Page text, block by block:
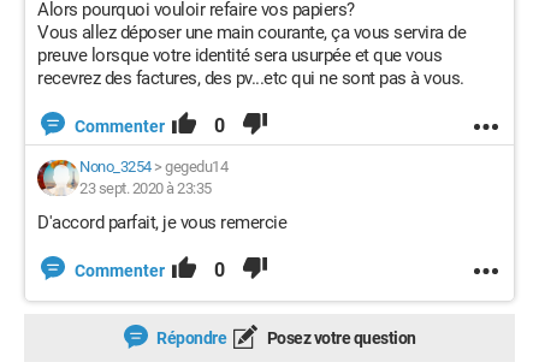
Alors pourquoi vouloir refaire vos papiers?
Vous allez déposer une main courante, ça vous servira de
preuve lorsque votre identité sera usurpée et que vous
recevrez des factures, des pv...etc qui ne sont pas à vous.
Commenter 0
Nono_3254> gegedu14
23 sept. 2020 à 23:35
D'accord parfait, je vous remercie
Commenter 0
Répondre Posez votre question